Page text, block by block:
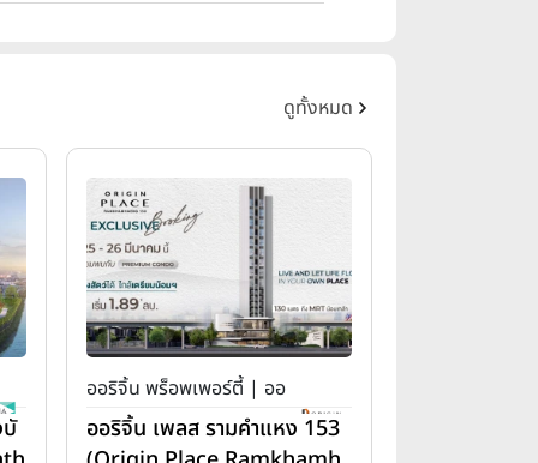
ดูทั้งหมด
ออริจิ้น พร็อพเพอร์ตี้ | ออ
ริจิ้น เพลส
ออริจิ้น เพลส รามคำแหง 153